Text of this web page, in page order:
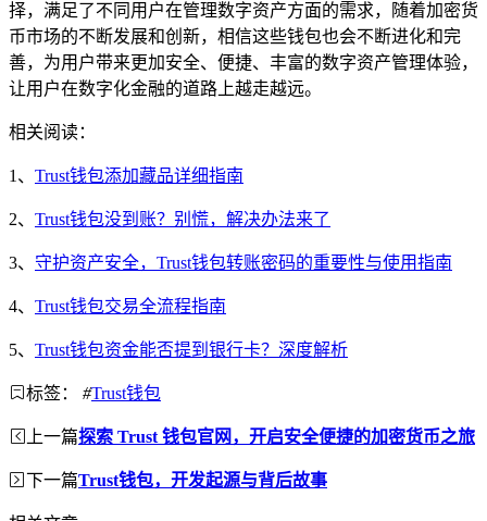
择，满足了不同用户在管理数字资产方面的需求，随着加密货
币市场的不断发展和创新，相信这些钱包也会不断进化和完
善，为用户带来更加安全、便捷、丰富的数字资产管理体验，
让用户在数字化金融的道路上越走越远。
相关阅读：
1、 Trust钱包添加藏品详细指南
2、 Trust钱包没到账？别慌，解决办法来了
3、 守护资产安全，Trust钱包转账密码的重要性与使用指南
4、 Trust钱包交易全流程指南
5、 Trust钱包资金能否提到银行卡？深度解析
标签： #Trust钱包
上一篇探索 Trust 钱包官网，开启安全便捷的加密货币之旅
下一篇Trust钱包，开发起源与背后故事